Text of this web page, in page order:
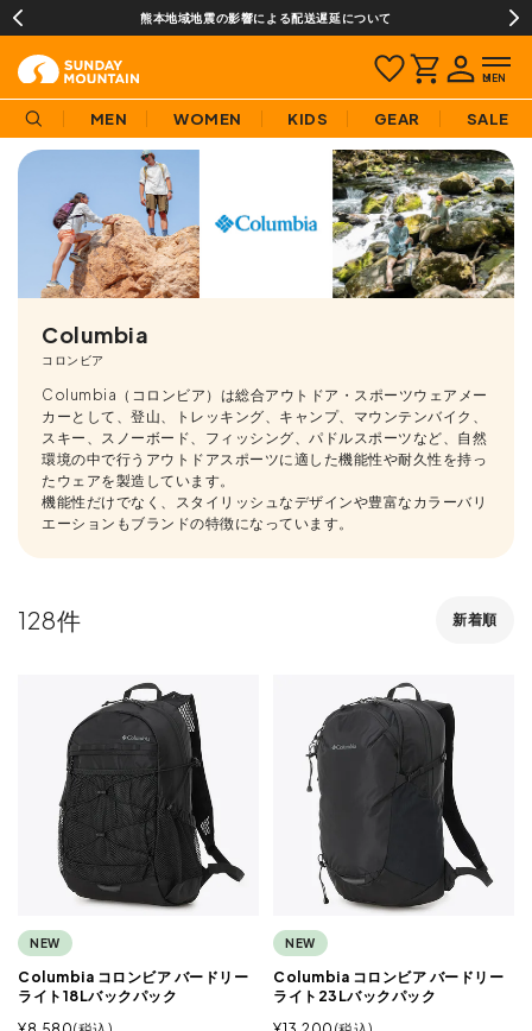
¥3,980(税込)以上のご購入で送料無料!
MEN WOMEN KIDS GEAR SALE
Columbia
コロンビア
Columbia（コロンビア）は総合アウトドア・スポーツウェアメー
カーとして、登山、トレッキング、キャンプ、マウンテンバイク、
スキー、スノーボード、フィッシング、パドルスポーツなど、自然
環境の中で行うアウトドアスポーツに適した機能性や耐久性を持っ
たウェアを製造しています。
機能性だけでなく、スタイリッシュなデザインや豊富なカラーバリ
エーションもブランドの特徴になっています。
新着順
128
NEW
Columbia コロンビア バードリー
ライト18Lバックパック
NEW
Columbia コロンビア バードリー
ライト23Lバックパック